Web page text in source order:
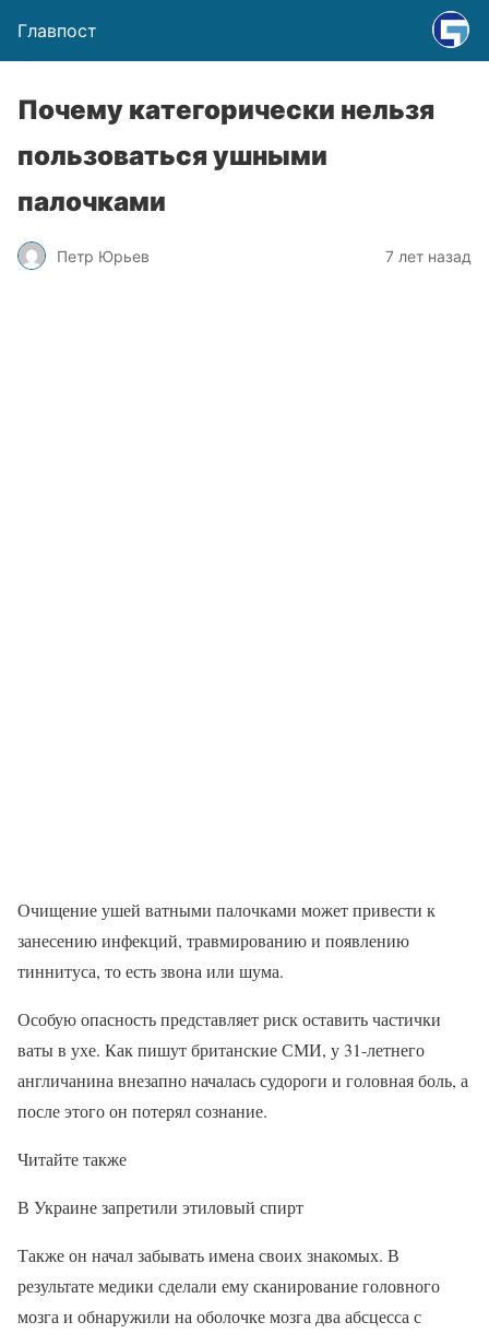
Главпост
Почему категорически нельзя
пользоваться ушными
палочками
Петр Юрьев 7 лет назад
Очищение ушей ватными палочками может привести к
занесению инфекций, травмированию и появлению
тиннитуса, то есть звона или шума.
Особую опасность представляет риск оставить частички
ваты в ухе. Как пишут британские СМИ, у 31-летнего
англичанина внезапно началась судороги и головная боль, а
после этого он потерял сознание.
Читайте также
В Украине запретили этиловый спирт
Также он начал забывать имена своих знакомых. В
результате медики сделали ему сканирование головного
мозга и обнаружили на оболочке мозга два абсцесса с